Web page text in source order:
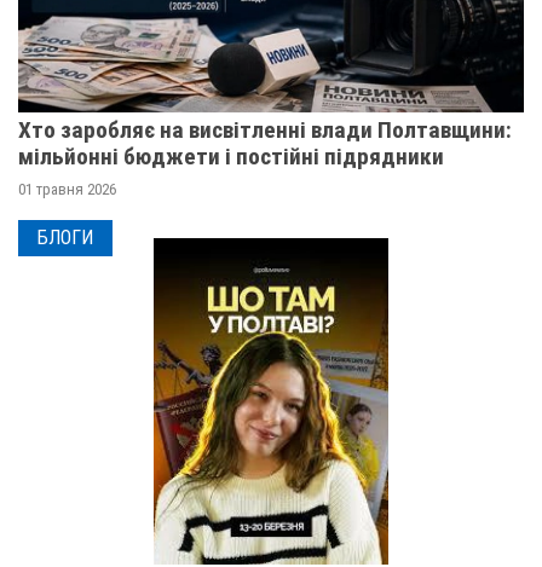
Хто заробляє на висвітленні влади Полтавщини:
мільйонні бюджети і постійні підрядники
01 травня 2026
БЛОГИ